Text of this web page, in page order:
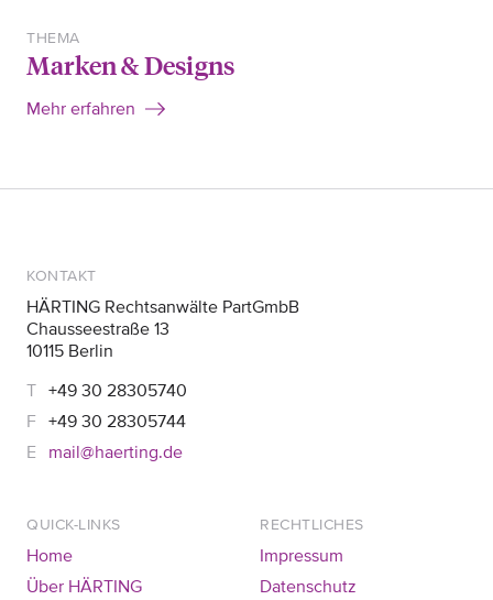
THEMA
Marken & Designs
Mehr erfahren
KONTAKT
HÄRTING Rechtsanwälte PartGmbB
Chausseestraße 13
10115 Berlin
+49 30 28305740
+49 30 28305744
mail@haerting.de
QUICK-LINKS
Home
Über HÄRTING
RECHTLICHES
Impressum
Datenschutz